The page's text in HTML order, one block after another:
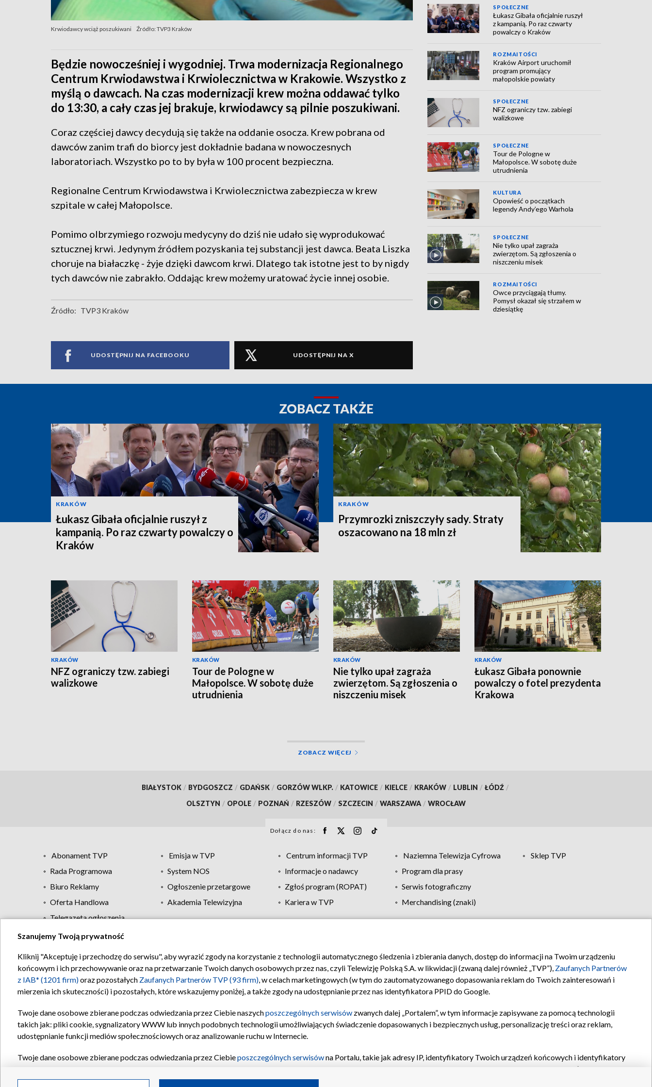
Krwiodawcy wciąż poszukiwani Źródło: TVP3 Kraków
Będzie nowocześniej i wygodniej. Trwa modernizacja Regionalnego
Centrum Krwiodawstwa i Krwiolecznictwa w Krakowie. Wszystko z
myślą o dawcach. Na czas modernizacji krew można oddawać tylko
do 13:30, a cały czas jej brakuje, krwiodawcy są pilnie poszukiwani.
Coraz częściej dawcy decydują się także na oddanie osocza. Krew pobrana od
dawców zanim trafi do biorcy jest dokładnie badana w nowoczesnych
laboratoriach. Wszystko po to by była w 100 procent bezpieczna.
Regionalne Centrum Krwiodawstwa i Krwiolecznictwa zabezpiecza w krew
szpitale w całej Małopolsce.
Pomimo olbrzymiego rozwoju medycyny do dziś nie udało się wyprodukować
sztucznej krwi. Jedynym źródłem pozyskania tej substancji jest dawca. Beata Liszka
choruje na białaczkę - żyje dzięki dawcom krwi. Dlatego tak istotne jest to by nigdy
tych dawców nie zabrakło. Oddając krew możemy uratować życie innej osobie.
Źródło: TVP3 Kraków
UDOSTĘPNIJ NA FACEBOOKU UDOSTĘPNIJ NA X
SPOŁECZNE
Łukasz Gibała oficjalnie ruszył
z kampanią. Po raz czwarty
powalczy o Kraków
ROZMAITOŚCI
Kraków Airport uruchomił
program promujący
małopolskie powiaty
SPOŁECZNE
NFZ ograniczy tzw. zabiegi
walizkowe
SPOŁECZNE
Tour de Pologne w
Małopolsce. W sobotę duże
utrudnienia
KULTURA
Opowieść o początkach
legendy Andy’ego Warhola
SPOŁECZNE
Nie tylko upał zagraża
zwierzętom. Są zgłoszenia o
niszczeniu misek
ROZMAITOŚCI
Owce przyciągają tłumy.
Pomysł okazał się strzałem w
dziesiątkę
ZOBACZ TAKŻE
KRAKÓW
Łukasz Gibała oficjalnie ruszył z
kampanią. Po raz czwarty powalczy o
Kraków
KRAKÓW
Przymrozki zniszczyły sady. Straty
oszacowano na 18 mln zł
KRAKÓW
NFZ ograniczy tzw. zabiegi
walizkowe
KRAKÓW
Tour de Pologne w
Małopolsce. W sobotę duże
utrudnienia
KRAKÓW
Nie tylko upał zagraża
zwierzętom. Są zgłoszenia o
niszczeniu misek
KRAKÓW
Łukasz Gibała ponownie
powalczy o fotel prezydenta
Krakowa
ZOBACZ WIĘCEJ
BIAŁYSTOK / BYDGOSZCZ / GDAŃSK / GORZÓW WLKP. / KATOWICE / KIELCE / KRAKÓW / LUBLIN / ŁÓDŹ /
OLSZTYN / OPOLE / POZNAŃ / RZESZÓW / SZCZECIN / WARSZAWA / WROCŁAW
Dołącz do nas:
Abonament TVP Emisja w TVP Centrum informacji TVP Naziemna Telewizja Cyfrowa
Sklep TVP
Rada Programowa
System NOS Informacje o nadawcy
Program dla prasy
Biuro Reklamy
Ogłoszenie przetargowe Zgłoś program (ROPAT)
Serwis fotograficzny
Oferta Handlowa
Akademia Telewizyjna Kariera w TVP
Merchandising (znaki)
Telegazeta ogłoszenia
Regulamin TVP Polityka prywatności Moje zgody Pomoc Biuro reklamy Kontakt
Szanujemy Twoją prywatność
Kliknij "Akceptuję i przechodzę do serwisu", aby wyrazić zgody na korzystanie z technologii automatycznego śledzenia i zbierania danych, dostęp do informacji na Twoim urządzeniu
końcowym i ich przechowywanie oraz na przetwarzanie Twoich danych osobowych przez nas, czyli Telewizję Polską S.A. w likwidacji (zwaną dalej również „TVP”), Zaufanych Partnerów
z IAB* (1201 firm)oraz pozostałych Zaufanych Partnerów TVP (93 firm), w celach marketingowych (w tym do zautomatyzowanego dopasowania reklam do Twoich zainteresowań i
mierzenia ich skuteczności) i pozostałych, które wskazujemy poniżej, a także zgody na udostępnianie przez nas identyfikatora PPID do Google.
Twoje dane osobowe zbierane podczas odwiedzania przez Ciebie naszychposzczególnych serwisów zwanych dalej „Portalem”, w tym informacje zapisywane za pomocą technologii
takich jak: pliki cookie, sygnalizatory WWW lub innych podobnych technologii umożliwiających świadczenie dopasowanych i bezpiecznych usług, personalizację treści oraz reklam,
udostępnianie funkcji mediów społecznościowych oraz analizowanie ruchu w Internecie.
Twoje dane osobowe zbierane podczas odwiedzania przez Ciebieposzczególnych serwisówna Portalu, takie jak adresy IP, identyfikatory Twoich urządzeń końcowych i identyfikatory
oraz pozostałych
Partnerów TVPdla realizacji następujących celów i funkcji: przechowywania informacji na urządzeniu lub dostęp do nich, wyboru podstawowych reklam, wyboru spersonalizowanych